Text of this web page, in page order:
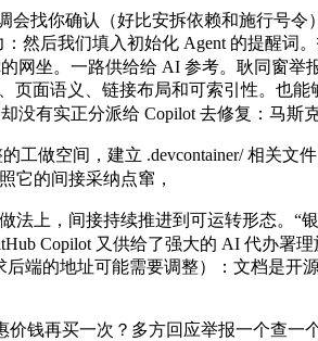
会找你确认（好比安拆依赖和施行号
然后我们填入初始化 Agent 的提醒词
网坐。一路供给给 AI 参考。耿同窗举
面语义、链接布局和可索引性。也能
没有实正分派给 Copilot 去修复：马斯
做空间，建立 .devcontainer/ 相关文
它的间接采纳点窜，
法上，间接持续推进到可运转形态。“
Copilot 又供给了强大的 AI 代办署
端的地址可能需要调整）：文档是开
再买一次？多方回应举报一个查一